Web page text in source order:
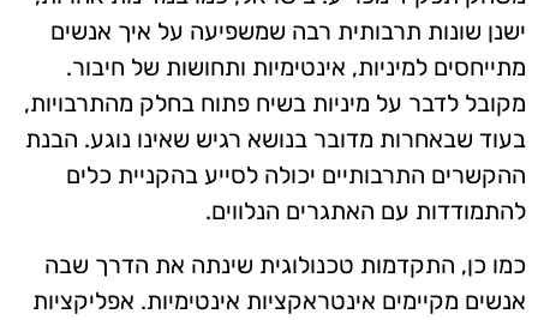
ישנן שונות תרבותית רבה שמשפיעה על איך אנשים
מתייחסים למיניות, אינטימיות ותחושות של חיבור.
מקובל לדבר על מיניות בשיח פתוח בחלק מהתרבויות,
בעוד שבאחרות מדובר בנושא רגיש שאינו נוגע. הבנת
ההקשרים התרבותיים יכולה לסייע בהקניית כלים
להתמודדות עם האתגרים הנלווים.
כמו כן, התקדמות טכנולוגית שינתה את הדרך שבה
אנשים מקיימים אינטראקציות אינטימיות. אפליקציות